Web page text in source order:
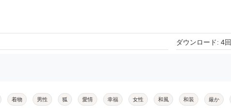
ダウンロード: 4回
着物 男性 狐 愛情 幸福 女性 和風 和装 厳か